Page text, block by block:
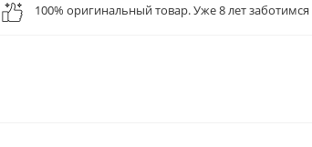
100% оригинальный товар. Уже 8 лет